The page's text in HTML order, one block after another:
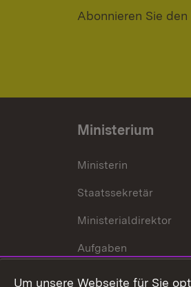
Abonnieren Sie
Ministerium
Ministerin
Staatssekretär
Ministerialdirektor
Aufgaben
Internationale
Um unsere Webseite für Sie